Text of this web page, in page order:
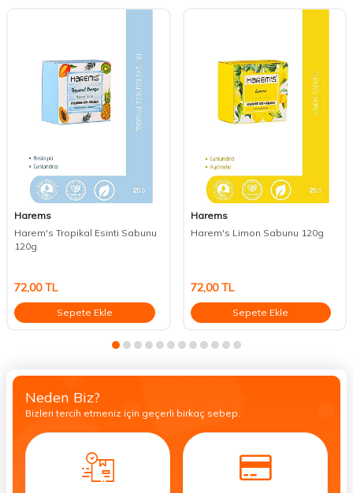
Harems
Harem's Tropikal Esinti Sabunu
120g
72,00TL
Sepete Ekle
Harems
Harem's Limon Sabunu 120g
72,00TL
Sepete Ekle
Neden Biz?
Bizleri tercih etmeniz için geçerli birkaç sebep.